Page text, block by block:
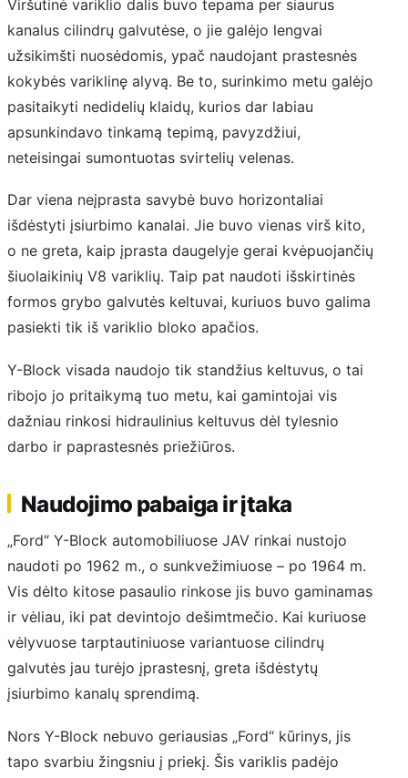
Viršutinė variklio dalis buvo tepama per siaurus
kanalus cilindrų galvutėse, o jie galėjo lengvai
užsikimšti nuosėdomis, ypač naudojant prastesnės
kokybės variklinę alyvą. Be to, surinkimo metu galėjo
pasitaikyti nedidelių klaidų, kurios dar labiau
apsunkindavo tinkamą tepimą, pavyzdžiui,
neteisingai sumontuotas svirtelių velenas.
Dar viena neįprasta savybė buvo horizontaliai
išdėstyti įsiurbimo kanalai. Jie buvo vienas virš kito,
o ne greta, kaip įprasta daugelyje gerai kvėpuojančių
šiuolaikinių V8 variklių. Taip pat naudoti išskirtinės
formos grybo galvutės keltuvai, kuriuos buvo galima
pasiekti tik iš variklio bloko apačios.
Y-Block visada naudojo tik standžius keltuvus, o tai
ribojo jo pritaikymą tuo metu, kai gamintojai vis
dažniau rinkosi hidraulinius keltuvus dėl tylesnio
darbo ir paprastesnės priežiūros.
Naudojimo pabaiga ir įtaka
„Ford“ Y-Block automobiliuose JAV rinkai nustojo
naudoti po 1962 m., o sunkvežimiuose – po 1964 m.
Vis dėlto kitose pasaulio rinkose jis buvo gaminamas
ir vėliau, iki pat devintojo dešimtmečio. Kai kuriuose
vėlyvuose tarptautiniuose variantuose cilindrų
galvutės jau turėjo įprastesnį, greta išdėstytų
įsiurbimo kanalų sprendimą.
Nors Y-Block nebuvo geriausias „Ford“ kūrinys, jis
tapo svarbiu žingsniu į priekį. Šis variklis padėjo